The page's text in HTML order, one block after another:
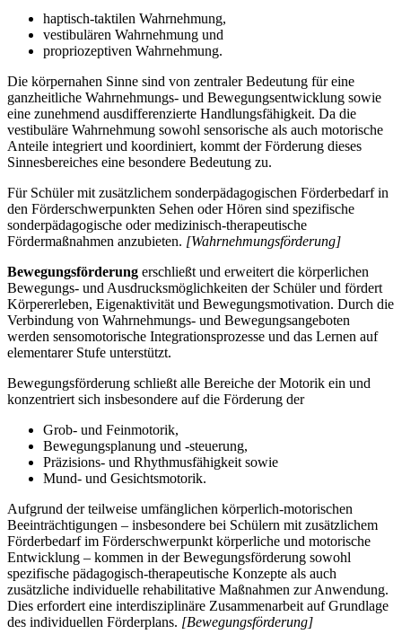
haptisch-taktilen Wahrnehmung,
vestibulären Wahrnehmung und
propriozeptiven Wahrnehmung.
Die körpernahen Sinne sind von zentraler Bedeutung für eine
ganzheitliche Wahrnehmungs- und Bewegungsentwicklung sowie
eine zunehmend ausdifferenzierte Handlungsfähigkeit. Da die
vestibuläre Wahrnehmung sowohl sensorische als auch motorische
Anteile integriert und koordiniert, kommt der Förderung dieses
Sinnesbereiches eine besondere Bedeutung zu.
Für Schüler mit zusätzlichem sonderpädagogischen Förderbedarf in
den Förderschwerpunkten Sehen oder Hören sind spezifische
sonderpädagogische oder medizinisch-therapeutische
Fördermaßnahmen anzubieten. [Wahrnehmungsförderung]
Bewegungsförderung erschließt und erweitert die körperlichen
Bewegungs- und Ausdrucksmöglichkeiten der Schüler und fördert
Körpererleben, Eigenaktivität und Bewegungsmotivation. Durch die
Verbindung von Wahrnehmungs- und Bewegungsangeboten
werden sensomotorische Integrationsprozesse und das Lernen auf
elementarer Stufe unterstützt.
Bewegungsförderung schließt alle Bereiche der Motorik ein und
konzentriert sich insbesondere auf die Förderung der
Grob- und Feinmotorik,
Bewegungsplanung und -steuerung,
Präzisions- und Rhythmusfähigkeit sowie
Mund- und Gesichtsmotorik.
Aufgrund der teilweise umfänglichen körperlich-motorischen
Beeinträchtigungen – insbesondere bei Schülern mit zusätzlichem
Förderbedarf im Förderschwerpunkt körperliche und motorische
Entwicklung – kommen in der Bewegungsförderung sowohl
spezifische pädagogisch-therapeutische Konzepte als auch
zusätzliche individuelle rehabilitative Maßnahmen zur Anwendung.
Dies erfordert eine interdisziplinäre Zusammenarbeit auf Grundlage
des individuellen Förderplans. [Bewegungsförderung]